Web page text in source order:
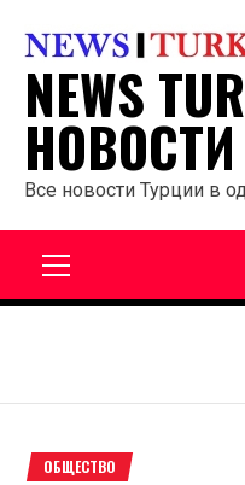
содержанию
NEWS
Все новости Турции в
ОБЩЕСТВО